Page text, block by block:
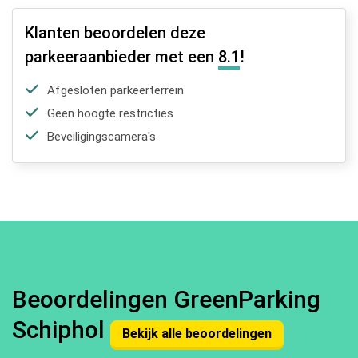
Klanten beoordelen deze
parkeeraanbieder met een 8.1 !
Afgesloten parkeerterrein
Geen hoogte restricties
Beveiligingscamera's
Beoordelingen GreenParking
Schiphol
Bekijk alle beoordelingen